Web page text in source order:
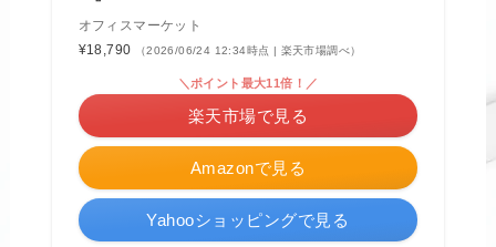
オフィスマーケット
¥18,790
（2026/06/24 12:34時点 | 楽天市場調べ）
Amazonで見る
＼ポイント最大11倍！／
楽天市場で見る
Yahooショッピングで見る